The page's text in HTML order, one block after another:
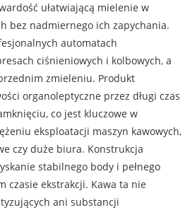
ułatwiającą mielenie w
bez nadmiernego ich zapychania.
automatach
ciśnieniowych i kolbowych, a
zmieleniu. Produkt
organoleptyczne przez długi czas
co jest kluczowe w
eksploatacji maszyn kawowych,
czy duże biura. Konstrukcja
stabilnego body i pełnego
czasie ekstrakcji. Kawa ta nie
ani substancji